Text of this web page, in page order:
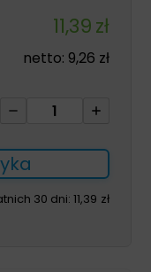
11,39zł
netto: 9,26 zł
ilość
jednorazowe
100szt
czerwone
30 dni: 11,39 zł